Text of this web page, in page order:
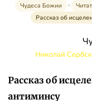
Чудеса Божии
Рассказ об
Николай
Рассказ об
антиминсу